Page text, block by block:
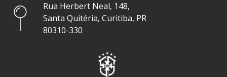
Rua Herbert Neal, 148,
Santa Quitéria, Curitiba, PR
80310-330